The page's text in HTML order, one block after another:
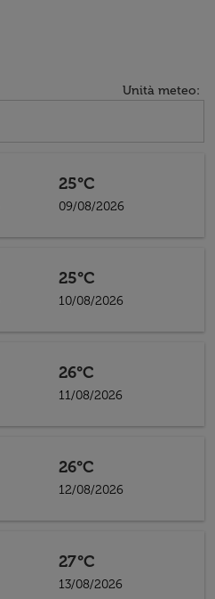
Unità meteo:
25°C
09/08/2026
25°C
10/08/2026
26°C
11/08/2026
26°C
12/08/2026
27°C
13/08/2026